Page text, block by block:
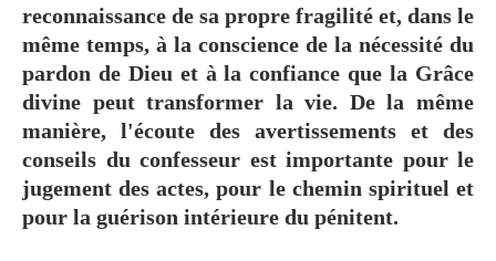
reconnaissance de sa propre fragilité et, dans le
même temps, à la conscience de la nécessité du
pardon de Dieu et à la confiance que la Grâce
divine peut transformer la vie. De la même
manière, l'écoute des avertissements et des
conseils du confesseur est importante pour le
jugement des actes, pour le chemin spirituel et
pour la guérison intérieure du pénitent.